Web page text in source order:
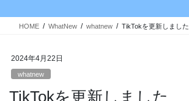
HOME WhatNew whatnew TikTokを更新しました
2024年4月22日
whatnew
TikTokを更新しました